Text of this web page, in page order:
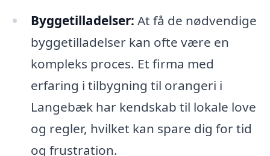
Byggetilladelser: At få de nødvendige
byggetilladelser kan ofte være en
kompleks proces. Et firma med
erfaring i tilbygning til orangeri i
Langebæk har kendskab til lokale love
og regler, hvilket kan spare dig for tid
og frustration.